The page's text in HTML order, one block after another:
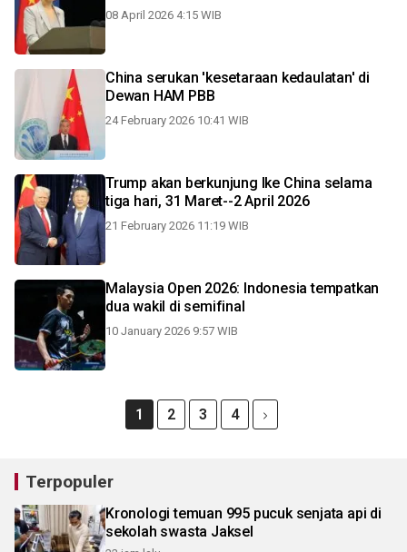
08 April 2026 4:15 WIB
China serukan 'kesetaraan kedaulatan' di
Dewan HAM PBB
24 February 2026 10:41 WIB
Trump akan berkunjung lke China selama
tiga hari, 31 Maret--2 April 2026
21 February 2026 11:19 WIB
Malaysia Open 2026: Indonesia tempatkan
dua wakil di semifinal
10 January 2026 9:57 WIB
1 2 3 4
Terpopuler
Kronologi temuan 995 pucuk senjata api di
sekolah swasta Jaksel